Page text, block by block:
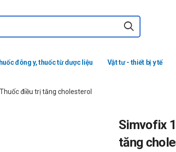
đông y, thuốc từ dược liệu Vật tư - thiết bị y tế
điều trị tăng cholesterol
Simvofix
tăng